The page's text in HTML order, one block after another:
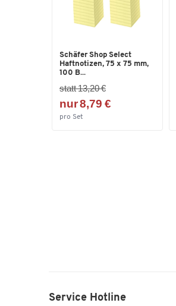
Schäfer Shop Select
Haftnotizen, 75 x 75 mm,
100 B...
statt 13,20 €
nur 8,79 €
pro Set
Service Hotline